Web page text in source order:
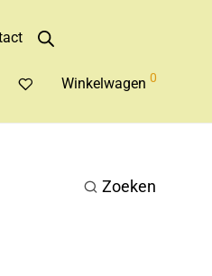
Winkelwagen 0
Zoeken